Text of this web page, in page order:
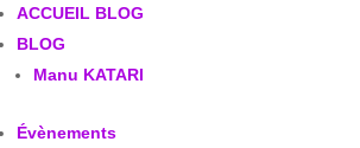
ACCUEIL BLOG
BLOG
Manu KATARI
Évènements